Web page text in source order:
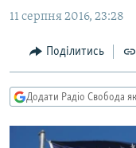
основної
навігації
Перейти
до
пошуку
ЕКОНОМІКА
СУСПІЛЬСТВО
УКРАЇНА
РОСІЙСЬКА
ДОНБАС.РЕАЛІЇ
ТИ ЯК?
СХЕМИ
11 серпня 2016, 23:28
Поділитись
Додати Радіо Свобода